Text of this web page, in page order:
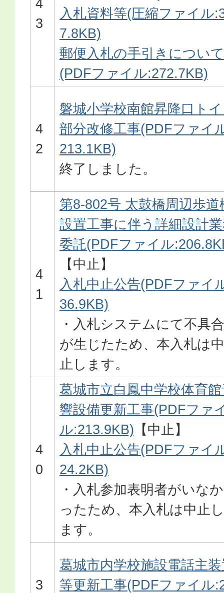
4
3
入札資料等(圧縮ファイル
7.8KB)
郵便入札の手引きについて
(PDFファイル:272.7KB)
4
2
磐城小学校南館昇降口ト
部分改修工事(PDFファイ
213.1KB)
終了しました。
4
1
第8-802号 太鼓橋周辺歩道
設置工事に伴う詳細設計
委託(PDFファイル
【中止】
入札中止公告(PDFファイ
36.9KB)
・入札システムにて不具合
が生じたため、本入札は中
止します。
4
0
葛城市立白鳳中学校体育
響設備更新工事(PDFファ
ル:213.9KB) 【中止】
入札中止公告(PDFファイ
24.2KB)
・入札参加表明者がいなか
ったため、本入札は中止し
ます。
3
葛城市内学校施設電話主
等更新工事(PDFファイル